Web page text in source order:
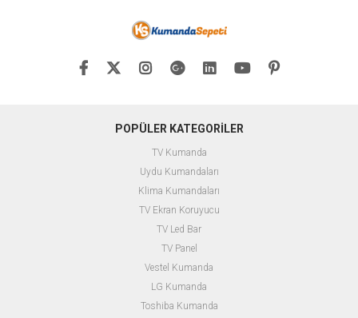
POPÜLER KATEGORİLER
TV Kumanda
Uydu Kumandaları
Klima Kumandaları
TV Ekran Koruyucu
TV Led Bar
TV Panel
Vestel Kumanda
LG Kumanda
Toshiba Kumanda